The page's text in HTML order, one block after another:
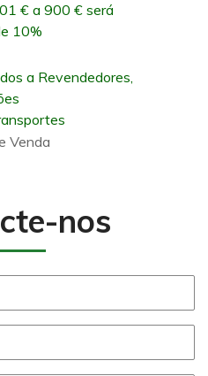
€ a 900 € será
10%
a Revendedores,
Venda
nos